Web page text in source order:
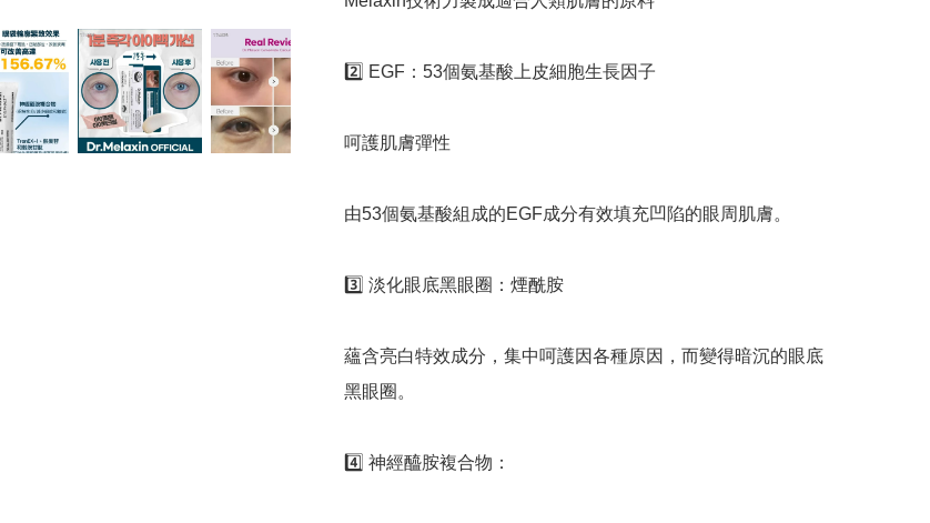
2️⃣ EGF：53個氨基酸上皮細胞生長因子
呵護肌膚彈性
由53個氨基酸組成的EGF成分有效填充凹陷的眼周肌膚。
3️⃣ 淡化眼底黑眼圈：煙酰胺
蘊含亮白特效成分，集中呵護因各種原因，而變得暗沉的眼底
黑眼圈。
4️⃣ 神經醯胺複合物：